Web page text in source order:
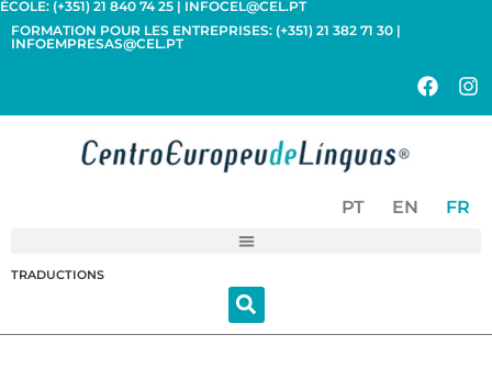
ÉCOLE: (+351) 21 840 74 25 | INFOCEL@CEL.PT
FORMATION POUR LES ENTREPRISES: (+351) 21 382 71 30 |
INFOEMPRESAS@CEL.PT
PT EN FR
TRADUCTIONS